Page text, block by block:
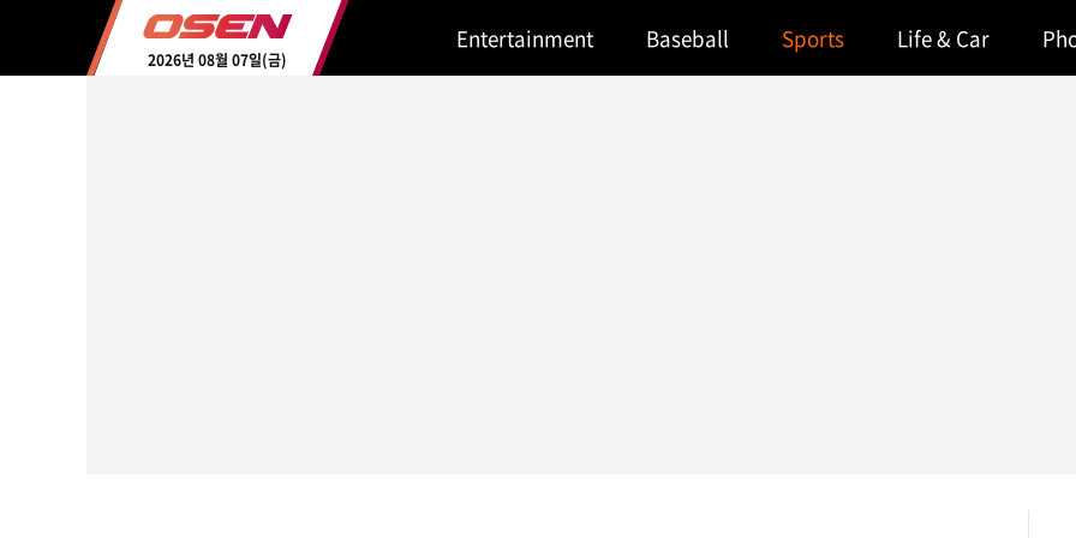
2026년 08월 07일(금)
Entertainment Baseball Sports Life & Car